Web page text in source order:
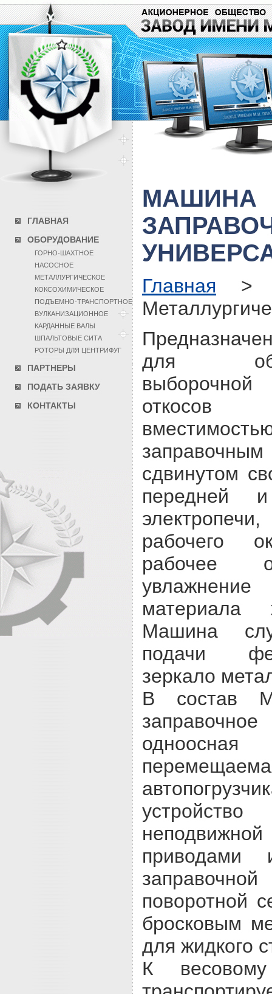
ГЛАВНАЯ
ОБОРУДОВАНИЕ
ГОРНО-ШАХТНОЕ
НАСОСНОЕ
МЕТАЛЛУРГИЧЕСКОЕ
КОКСОХИМИЧЕСКОЕ
ПОДЪЕМНО-ТРАНСПОРТНОЕ
ВУЛКАНИЗАЦИОННОЕ
КАРДАННЫЕ ВАЛЫ
ШПАЛЬТОВЫЕ СИТА
РОТОРЫ ДЛЯ ЦЕНТРИФУГ
ПАРТНЕРЫ
ПОДАТЬ ЗАЯВКУ
КОНТАКТЫ
МАШИНА
Главная
для
откосов
сдвинутом
передней
рабочего
рабочее
материала
Машина
подачи
зеркало
В состав
приводами
поворотной
бросковым
для жидкого
К